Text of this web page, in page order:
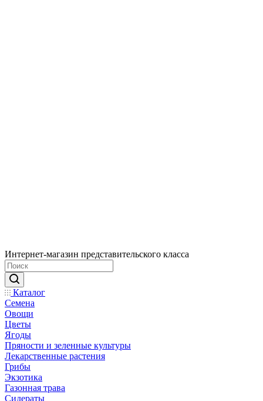
Интернет-магазин представительского класса
Каталог
Семена
Овощи
Цветы
Ягоды
Пряности и зеленные культуры
Лекарственные растения
Грибы
Экзотика
Газонная трава
Сидераты